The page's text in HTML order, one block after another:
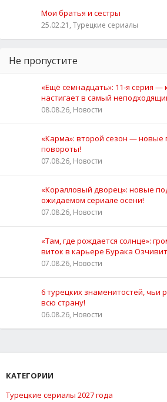
Мои братья и сестры
25.02.21, Турецкие сериалы
Не пропустите
«Ещё семнадцать»: 11‑я серия —
настигает в самый
08.08.26, Новости
«Карма»: второй сезон — новые
повороты!
07.08.26, Новости
«Коралловый дворец»: новые
ожидаемом сериале осени!
07.08.26, Новости
«Там, где рождается солнце»:
виток в карьере Бурака
07.08.26, Новости
6 турецких знаменитостей, чьи
всю страну!
06.08.26, Новости
КАТЕГОРИИ
Турецкие сериалы 2027 года